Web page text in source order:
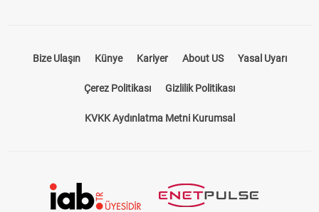
Künye Kariyer About US
Çerez Politikası Gizlilik Politikası